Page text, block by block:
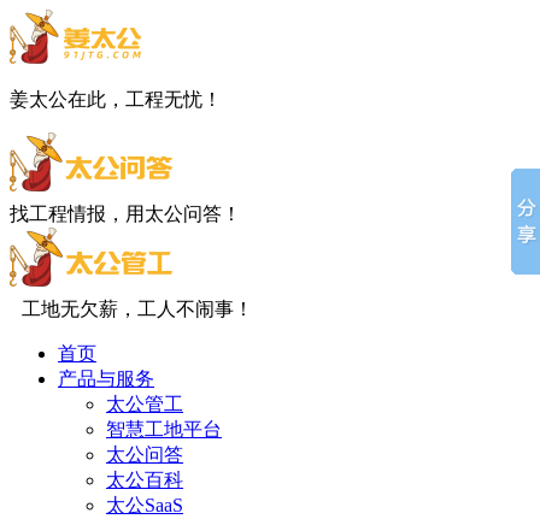
姜太公在此，工程无忧！
找工程情报，用太公问答！
工地无欠薪，工人不闹事！
首页
产品与服务
太公管工
智慧工地平台
太公问答
太公百科
太公SaaS